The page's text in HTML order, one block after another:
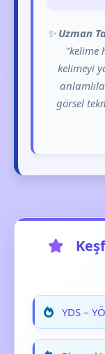
✨ Uzman
"kelime
kelimeyi
görsel
YDS –